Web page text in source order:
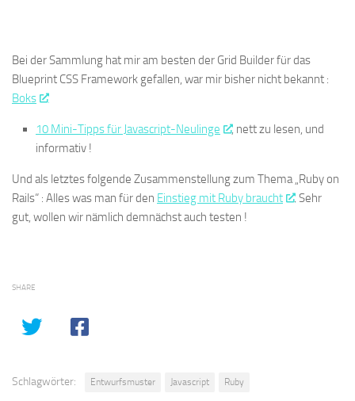
Bei der Sammlung hat mir am besten der Grid Builder für das
Blueprint CSS Framework gefallen, war mir bisher nicht bekannt :
Boks
10 Mini-Tipps für Javascript-Neulinge
, nett zu lesen, und
informativ !
Und als letztes folgende Zusammenstellung zum Thema „Ruby on
Rails“ : Alles was man für den Einstieg mit Ruby braucht
. Sehr
gut, wollen wir nämlich demnächst auch testen !
SHARE
Schlagwörter: Entwurfsmuster Javascript Ruby